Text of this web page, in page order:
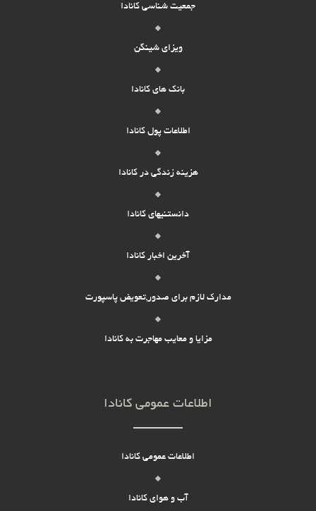
جمعیت شناسی کانادا
ویزای شینگن
بانک های کانادا
اطلاعات پول کانادا
هزینه زندگی در کانادا
دانستنیهای کانادا
آخرین اخبار کانادا
مدارک لازم برای صدور,تعویض پاسپورت
مزایا و معایب مهاجرت به کانادا
اطلاعات عمومی کانادا
اطلاعات عمومی کانادا
آب و هوای کانادا